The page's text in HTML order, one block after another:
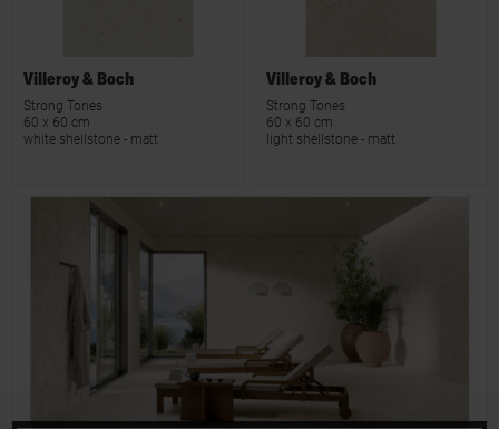
Villeroy & Boch
Strong Tones
60 x 60 cm
white shellstone - matt
Villeroy & Boch
Strong Tones
60 x 60 cm
light shellstone - matt